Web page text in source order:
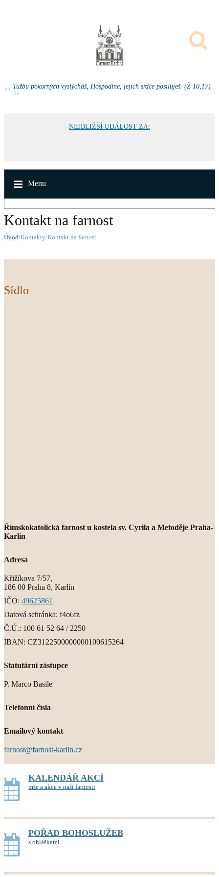
Tužbu pokorných vyslýcháš, Hospodine, jejich srdce posiluješ. (Ž 10,17)
NEJBLIŽŠÍ UDÁLOST ZA:
Menu
Kontakt na farnost
Úvod/Kontakty/Kontakt na farnost
Sídlo
Římskokatolická farnost u kostela sv. Cyrila a Metoděje Praha-
Karlín
Adresa
Křižíkova 7/57,
186 00 Praha 8, Karlín
IČO: 49625861
Datová schránka: f4o6fz
Č.Ú.: 100 61 52 64 / 2250
IBAN: CZ3122500000000100615264
Statutární zástupce
P. Marco Basile
Telefonní čísla
Emailový kontakt
farnost@farnost-karlin.cz
KALENDÁŘ AKCÍ
mše a akce v naší farnosti
POŘAD BOHOSLUŽEB
s ohláškami